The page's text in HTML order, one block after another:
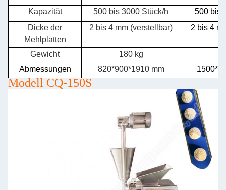
Kapazität
500 bis 3000 Stück/h
500 bis
Dicke der
Mehlplatten
2 bis 4 mm (verstellbar) 2 bis 4
Gewicht 180 kg
Abmessungen
820*900*1910 mm
Modell CQ-150S